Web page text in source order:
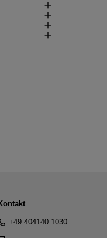
+49 404140 1030